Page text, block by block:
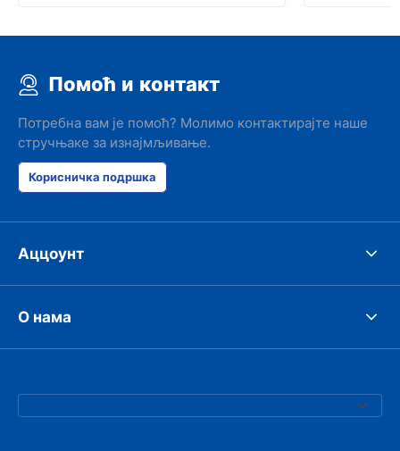
Помоћ и контакт
Потребна вам је помоћ? Молимо контактирајте наше
стручњаке за изнајмљивање.
Корисничка подршка
Аццоунт
О нама